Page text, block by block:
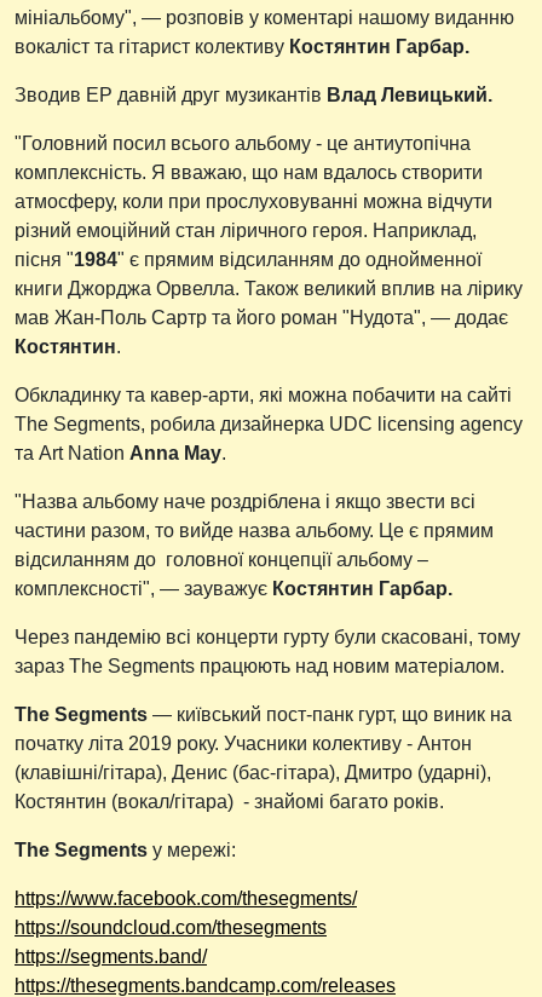
мініальбому", — розповів у коментарі нашому виданню
вокаліст та гітарист колективу Костянтин Гарбар.
Зводив EP давній друг музикантів Влад Левицький.
"Головний посил всього альбому - це антиутопічна
комплексність. Я вважаю, що нам вдалось створити
атмосферу, коли при прослуховуванні можна відчути
різний емоційний стан ліричного героя. Наприклад,
пісня "1984" є прямим відсиланням до однойменної
книги Джорджа Орвелла. Також великий вплив на лірику
мав Жан-Поль Сартр та його роман "Нудота", — додає
Костянтин.
Обкладинку та кавер-арти, які можна побачити на сайті
The Segments, робила дизайнерка UDC licensing agency
та Art Nation Anna May.
"Назва альбому наче роздріблена і якщо звести всі
частини разом, то вийде назва альбому. Це є прямим
відсиланням до головної концепції альбому –
комплексності", — зауважує Костянтин Гарбар.
Через пандемію всі концерти гурту були скасовані, тому
зараз The Segments працюють над новим матеріалом.
The Segments — київський пост-панк гурт, що виник на
початку літа 2019 року. Учасники колективу - Антон
(клавішні/гітара), Денис (бас-гітара), Дмитро (ударні),
Костянтин (вокал/гітара) - знайомі багато років.
The Segments у мережі:
https://www.facebook.com/thesegments/
https://soundcloud.com/thesegments
https://segments.band/
https://thesegments.bandcamp.com/releases